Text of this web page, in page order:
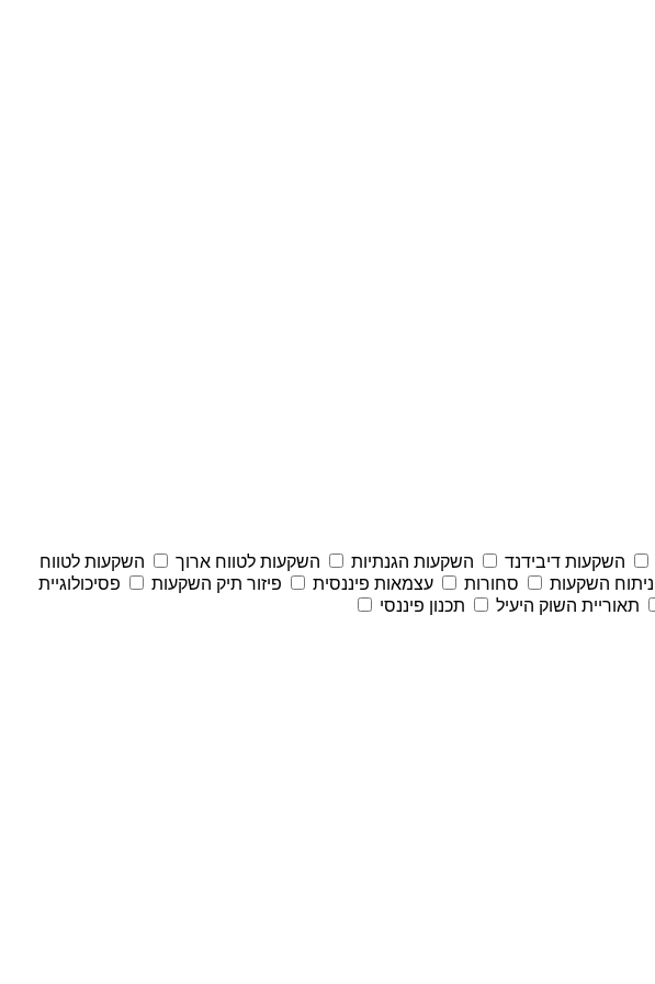
השקעות דיבידנד השקעות הגנתיות השקעות לטווח ארוך
השקעות לטווח
ניתוח השקעות סחורות עצמאות פיננסית פיזור תיק השקעות
פסיכולוגיית
תאוריית השוק היעיל תכנון פיננסי